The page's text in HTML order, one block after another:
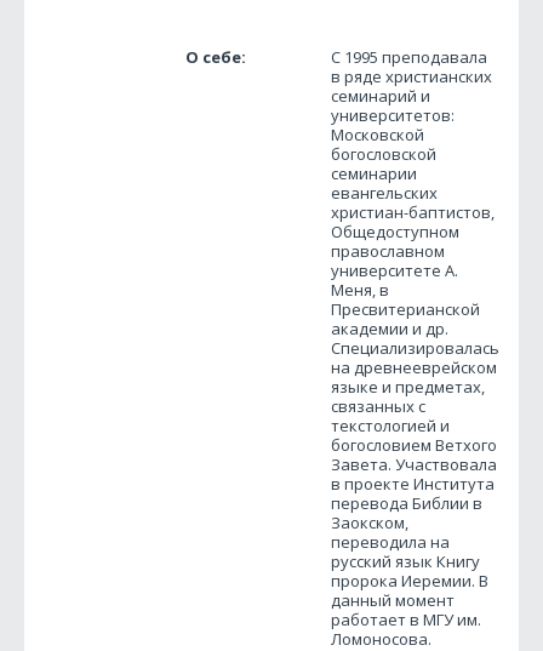
О себе:
С 1995 преподавала
в ряде христианских
семинарий и
университетов:
Московской
богословской
семинарии
евангельских
христиан-баптистов,
Общедоступном
православном
университете А.
Меня, в
Пресвитерианской
академии и др.
Специализировалась
на древнееврейском
языке и предметах,
связанных с
текстологией и
богословием Ветхого
Завета. Участвовала
в проекте Института
перевода Библии в
Заокском,
переводила на
русский язык Книгу
пророка Иеремии. В
данный момент
работает в МГУ им.
Ломоносова.